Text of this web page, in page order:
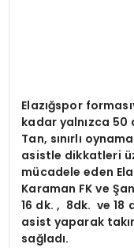
Elazığspor forması
kadar yalnızca
Tan, sınırlı
asistle dikkatleri
mücadele eden
Karaman FK ve
16 dk. , 8dk. ve 18
asist yaparak
sağladı.